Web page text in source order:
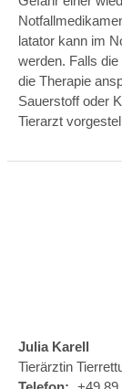
latator kann im
werden. Falls
die Therapie
Sauerstoff oder
Tierarzt
Julia Karell
Tierärztin